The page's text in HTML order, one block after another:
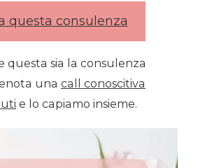
questa consulenza
questa sia la consulenza
una call conoscitiva
e lo capiamo insieme.